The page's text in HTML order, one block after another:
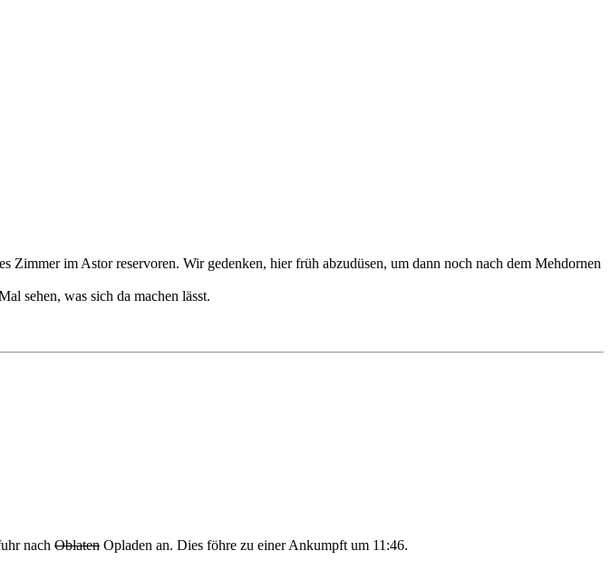
im Astor reservoren. Wir gedenken, hier früh abzudüsen, um dann noch nach dem Mehdornen
sehen, was sich da machen lässt.
nach Oblaten Opladen an. Dies föhre zu einer Ankumpft um 11:46.